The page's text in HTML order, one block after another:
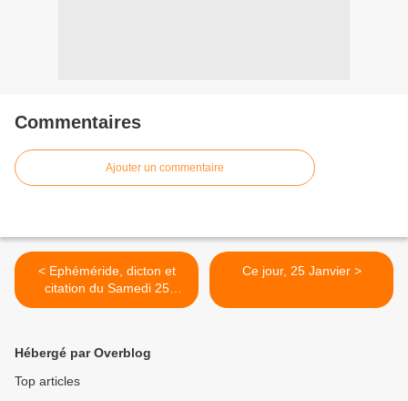
Commentaires
Ajouter un commentaire
< Ephéméride, dicton et
citation du Samedi 25
janvier 2025
Ce jour, 25 Janvier >
Hébergé par Overblog
Top articles